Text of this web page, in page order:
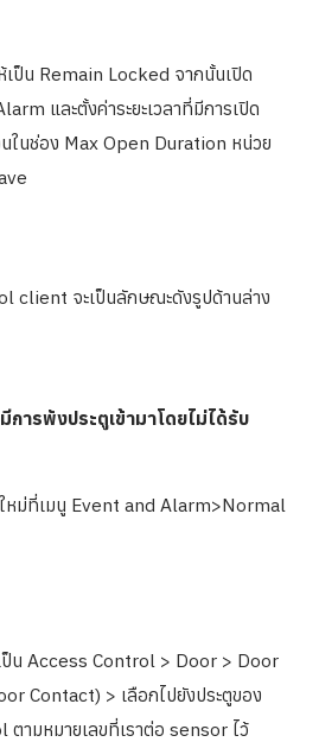
ป็น Remain Locked จากนั้นเปิด
และตั้งค่าระยะเวลาที่มีการเปิด
นในช่อง Max Open Duration หน่วย
client จะเป็นลักษณะดังรูปด้านล่าง
ารพังประตูเข้ามาโดยไม่ได้รับ
หม่ที่เมนู Event and Alarm>Normal
น Access Control > Door > Door
Contact) > เลือกไปยังประตูของ
ามหมายเลขที่เราต่อ sensor ไว้